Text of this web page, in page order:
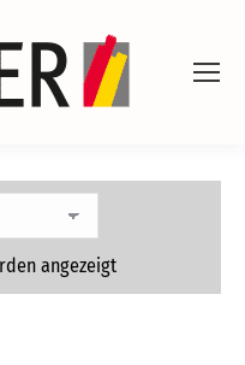
angezeigt